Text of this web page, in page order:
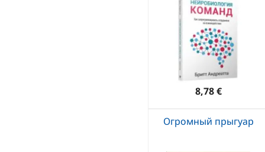
8,78 €
Огромный прыгуар